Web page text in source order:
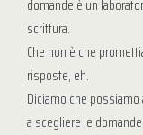
domande è un
scrittura.
Che non è che
risposte, eh.
Diciamo che possiamo
a scegliere le